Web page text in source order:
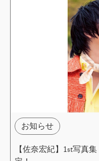
お知らせ
【佐奈宏紀】1st写真